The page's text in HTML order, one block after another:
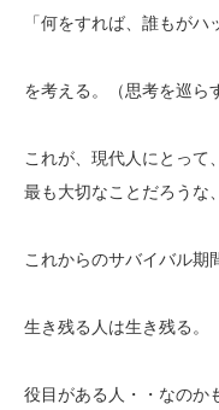
「何をすれば、誰もがハ
を考える。（思考を巡ら
これが、現代人にとって、
最も大切なことだろうな
これからのサバイバル期
生き残る人は生き残る。
役目がある人・・なのか